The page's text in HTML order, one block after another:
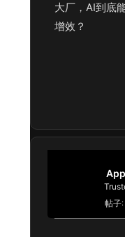
大厂，AI到底
增效？
帖子